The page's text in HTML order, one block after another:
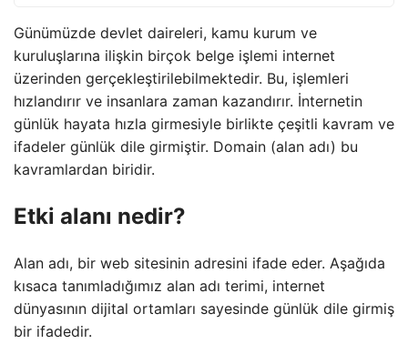
Günümüzde devlet daireleri, kamu kurum ve
kuruluşlarına ilişkin birçok belge işlemi internet
üzerinden gerçekleştirilebilmektedir. Bu, işlemleri
hızlandırır ve insanlara zaman kazandırır. İnternetin
günlük hayata hızla girmesiyle birlikte çeşitli kavram ve
ifadeler günlük dile girmiştir. Domain (alan adı) bu
kavramlardan biridir.
Etki alanı nedir?
Alan adı, bir web sitesinin adresini ifade eder. Aşağıda
kısaca tanımladığımız alan adı terimi, internet
dünyasının dijital ortamları sayesinde günlük dile girmiş
bir ifadedir.